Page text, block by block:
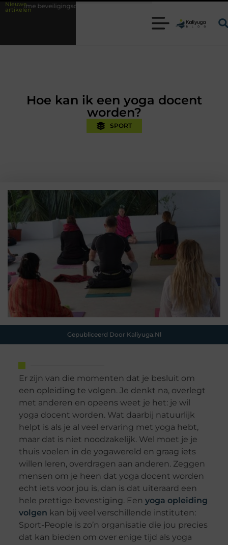
Nieuwe
artikelen met kennis uit de praktijk
Hoe kan ik een yoga docent
worden?
SPORT
Gepubliceerd Door Kaliyuga.nl
Er zijn van die momenten dat je besluit om
een opleiding te volgen. Je denkt na, overlegt
met anderen en opeens weet je het: je wil
yoga docent worden. Wat daarbij natuurlijk
helpt is als je al veel ervaring met yoga hebt,
maar dat is niet noodzakelijk. Wel moet je je
thuis voelen in de yogawereld en graag iets
willen leren, overdragen aan anderen. Zeggen
mensen om je heen dat yoga docent worden
echt iets voor jou is, dan is dat uiteraard een
hele prettige bevestiging. Een yoga opleiding
volgen kan bij veel verschillende instituten:
Sport-People is zo’n organisatie die jou precies
dat kan bieden om over enige tijd als yoga